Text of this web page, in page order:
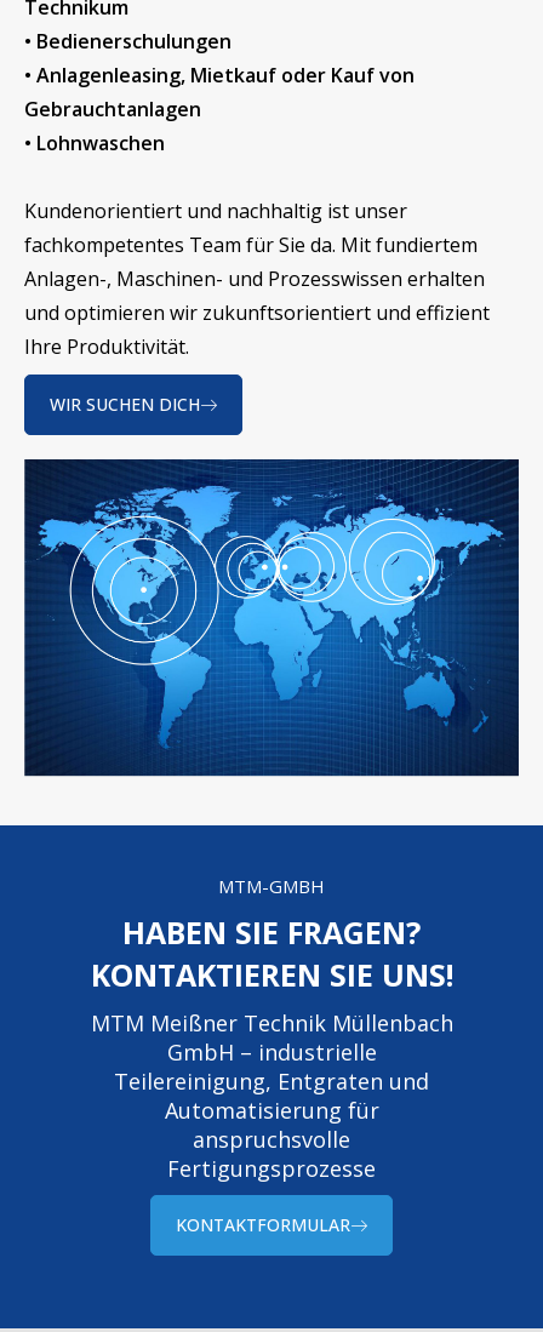
Technikum
• Bedienerschulungen
• Anlagenleasing, Mietkauf oder Kauf von
Gebrauchtanlagen
• Lohnwaschen
Kundenorientiert und nachhaltig ist unser
fachkompetentes Team für Sie da. Mit fundiertem
Anlagen-, Maschinen- und Prozesswissen erhalten
und optimieren wir zukunftsorientiert und effizient
Ihre Produktivität.
WIR SUCHEN DICH
MTM-GMBH
HABEN SIE FRAGEN?
KONTAKTIEREN SIE UNS!
MTM Meißner Technik Müllenbach
GmbH – industrielle
Teilereinigung, Entgraten und
Automatisierung für
anspruchsvolle
Fertigungsprozesse
KONTAKTFORMULAR